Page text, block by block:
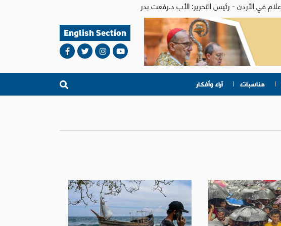
English Section
مناسبات آراء وأفكار